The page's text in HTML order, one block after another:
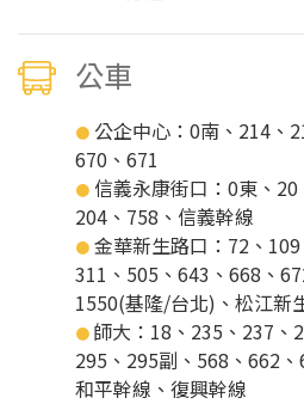
公車
● 公企中心：0南、214、
670、671
● 信義永康街口：0東、
204、758、信義幹線
● 金華新生路口：72、
311、505、643、668、
1550(基隆/台北)、松江新
● 師大：18、235、237、
295、295副、568、662
和平幹線、復興幹線